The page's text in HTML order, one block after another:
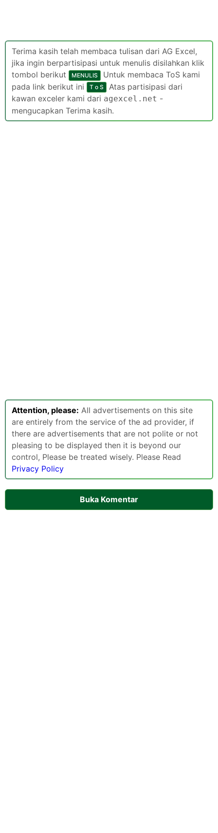
Terima kasih telah membaca tulisan dari AG Excel,
jika ingin berpartisipasi untuk menulis disilahkan klik
tombol berikut
MENULIS
Untuk membaca ToS kami
pada link berikut ini
T o S
Atas partisipasi dari
kawan exceler kami dari agexcel.net -
mengucapkan Terima kasih.
Attention, please: All advertisements on this site
are entirely from the service of the ad provider, if
there are advertisements that are not polite or not
pleasing to be displayed then it is beyond our
control, Please be treated wisely. Please Read
Privacy Policy
Buka Komentar